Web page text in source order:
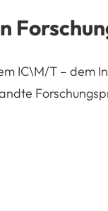
IC\M/T – dem